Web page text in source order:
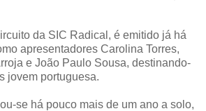
da SIC Radical, é emitido já há
apresentadores Carolina Torres,
e João Paulo Sousa, destinando-
jovem portuguesa.
se há pouco mais de um ano a solo,